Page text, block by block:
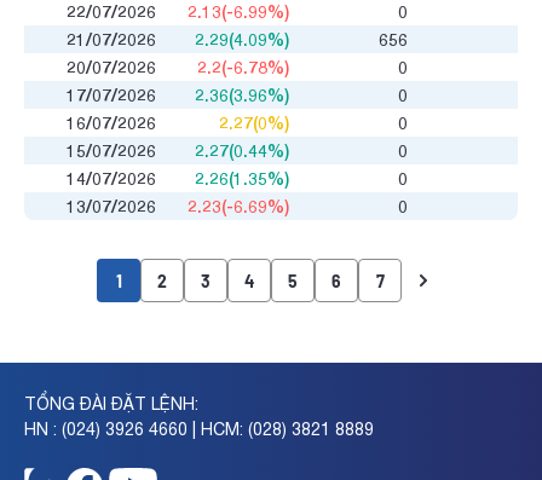
22/07/2026
2.13(-6.99%)
0
21/07/2026
2.29(4.09%)
656
20/07/2026
2.2(-6.78%)
0
17/07/2026
2.36(3.96%)
0
16/07/2026
2.27(0%)
0
15/07/2026
2.27(0.44%)
0
14/07/2026
2.26(1.35%)
0
13/07/2026
2.23(-6.69%) 0
1 2 3 4 5 6 7
TỔNG ĐÀI ĐẶT LỆNH:
HN : (024) 3926 4660 | HCM: (028) 3821 8889